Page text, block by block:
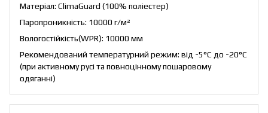
Матеріал: ClimaGuard (100% поліестер)
Паропроникність: 10000 г/м²
Вологостійкість(WPR): 10000 мм
Рекомендований температурний режим: від -5°C до -20°C
(при активному русі та повноцінному пошаровому
одяганні)